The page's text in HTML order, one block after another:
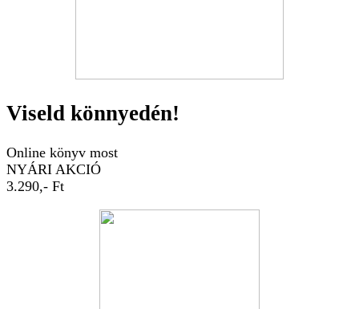
Viseld könnyedén!
Online könyv most
NYÁRI AKCIÓ
3.290,- Ft